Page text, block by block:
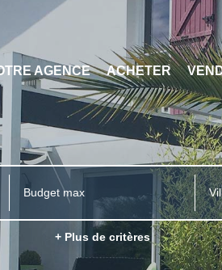
AGENCE ACHETER
+ Plus de critères